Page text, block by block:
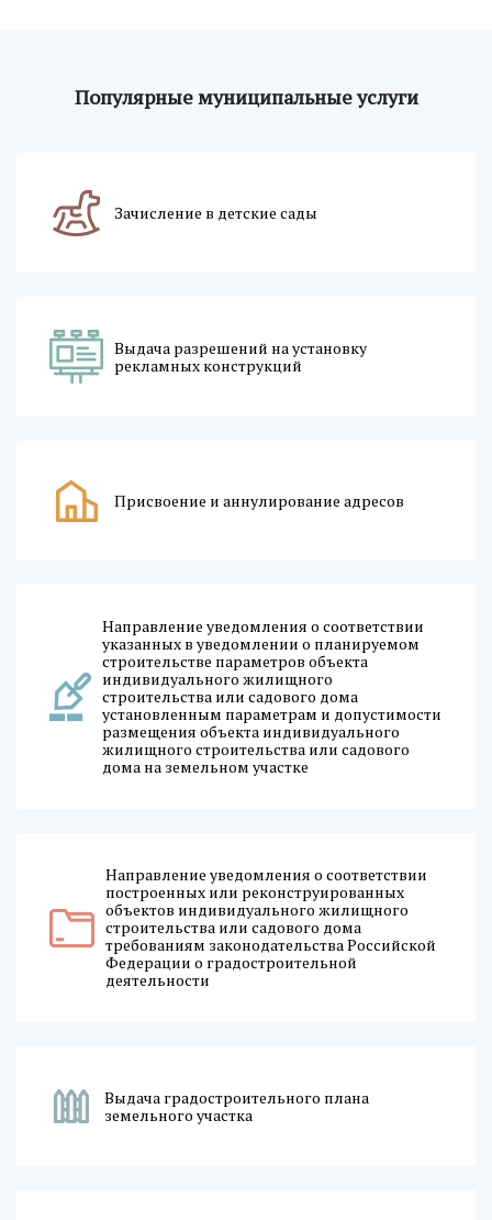
Популярные муниципальные услуги
Зачисление в детские сады
Выдача разрешений на установку
рекламных конструкций
Присвоение и аннулирование адресов
Направление уведомления о соответствии
указанных в уведомлении о планируемом
строительстве параметров объекта
индивидуального жилищного
строительства или садового дома
установленным параметрам и допустимости
размещения объекта индивидуального
жилищного строительства или садового
дома на земельном участке
Направление уведомления о соответствии
построенных или реконструированных
объектов индивидуального жилищного
строительства или садового дома
требованиям законодательства Российской
Федерации о градостроительной
деятельности
Выдача градостроительного плана
земельного участка